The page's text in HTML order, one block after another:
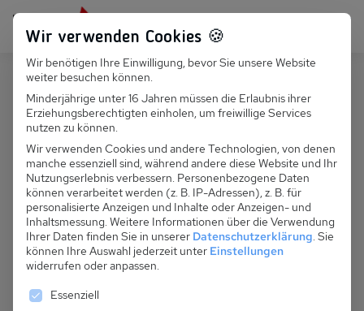
Persönlich für dich da: +49 251 899 050
Suchfeld
Suchen
F 051.005 Fewo Praline 1
Wir verwenden Cookies 🍪
Wir benötigen Ihre Einwilligung, bevor Sie unsere Website
weiter besuchen können.
Minderjährige unter 16 Jahren müssen die Erlaubnis ihrer
Erziehungsberechtigten einholen, um freiwillige Services
nutzen zu können.
Wir verwenden Cookies und andere Technologien, von denen
manche essenziell sind, während andere diese Website und Ihr
Nutzungserlebnis verbessern. Personenbezogene Daten
können verarbeitet werden (z. B. IP-Adressen), z. B. für
personalisierte Anzeigen und Inhalte oder Anzeigen- und
Inhaltsmessung. Weitere Informationen über die Verwendung
Ihrer Daten finden Sie in unserer Datenschutzerklärung. Sie
können Ihre Auswahl jederzeit unter Einstellungen
widerrufen oder anpassen.
Es folgt eine Liste der Service-Gruppen, für die
Essenziell